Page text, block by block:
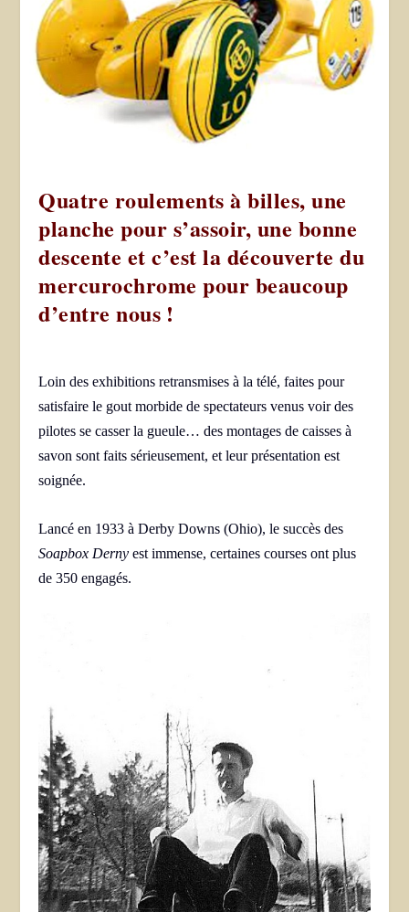
Quatre roulements à billes, une
planche pour s’assoir, une bonne
descente et c’est la découverte du
mercurochrome pour beaucoup
d’entre nous !
Loin des exhibitions retransmises à la télé, faites pour
satisfaire le gout morbide de spectateurs venus voir des
pilotes se casser la gueule… des montages de caisses à
savon sont faits sérieusement, et leur présentation est
soignée.
Lancé en 1933 à Derby Downs (Ohio), le succès des
Soapbox Derny est immense, certaines courses ont plus
de 350 engagés.